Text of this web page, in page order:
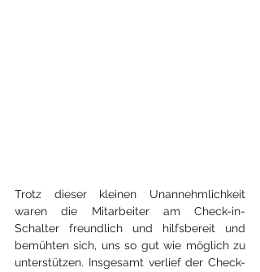
Trotz dieser kleinen Unannehmlichkeit
waren die Mitarbeiter am Check-in-
Schalter freundlich und hilfsbereit und
bemühten sich, uns so gut wie möglich zu
unterstützen. Insgesamt verlief der Check-